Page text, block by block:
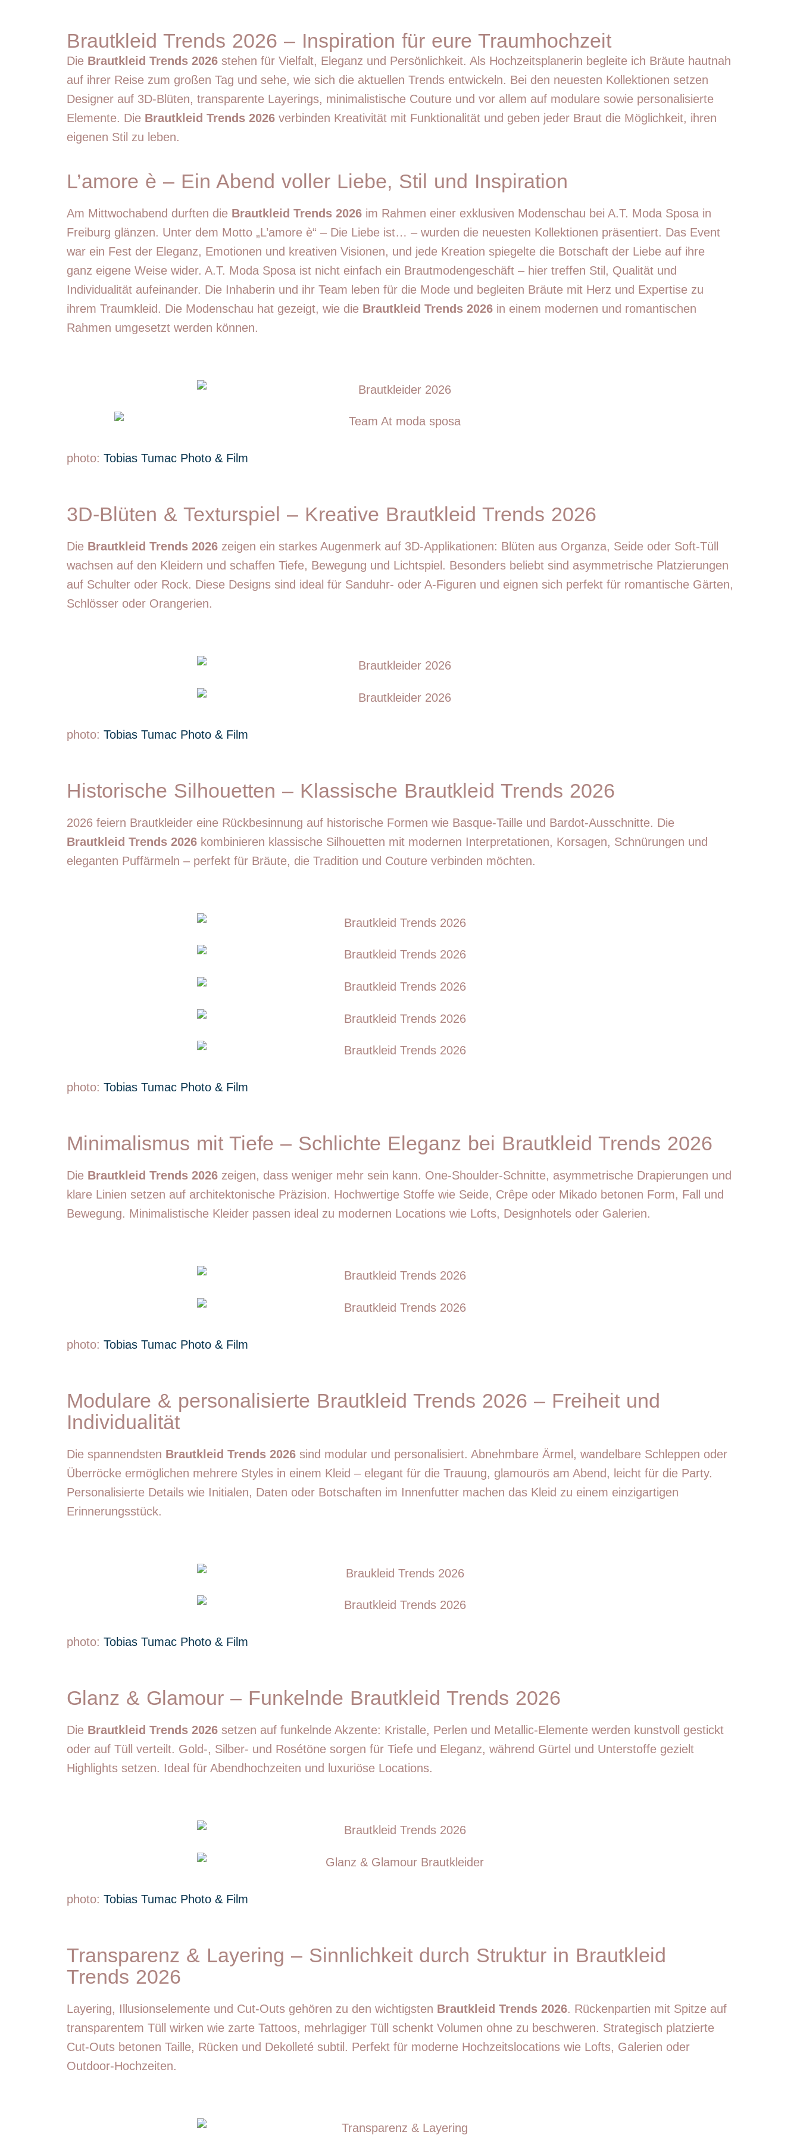
Brautkleid Trends 2026 – Inspiration für eure Traumhochzeit
Die Brautkleid Trends 2026 stehen für Vielfalt, Eleganz und Persönlichkeit. Als Hochzeitsplanerin begleite ich Bräute hautnah
auf ihrer Reise zum großen Tag und sehe, wie sich die aktuellen Trends entwickeln. Bei den neuesten Kollektionen setzen
Designer auf 3D-Blüten, transparente Layerings, minimalistische Couture und vor allem auf modulare sowie personalisierte
Elemente. Die Brautkleid Trends 2026 verbinden Kreativität mit Funktionalität und geben jeder Braut die Möglichkeit, ihren
eigenen Stil zu leben.
L’amore è – Ein Abend voller Liebe, Stil und Inspiration
Am Mittwochabend durften die Brautkleid Trends 2026 im Rahmen einer exklusiven Modenschau bei A.T. Moda Sposa in
Freiburg glänzen. Unter dem Motto „L’amore è“ – Die Liebe ist… – wurden die neuesten Kollektionen präsentiert. Das Event
war ein Fest der Eleganz, Emotionen und kreativen Visionen, und jede Kreation spiegelte die Botschaft der Liebe auf ihre
ganz eigene Weise wider. A.T. Moda Sposa ist nicht einfach ein Brautmodengeschäft – hier treffen Stil, Qualität und
Individualität aufeinander. Die Inhaberin und ihr Team leben für die Mode und begleiten Bräute mit Herz und Expertise zu
ihrem Traumkleid. Die Modenschau hat gezeigt, wie die Brautkleid Trends 2026 in einem modernen und romantischen
Rahmen umgesetzt werden können.
photo: Tobias Tumac Photo & Film
3D-Blüten & Texturspiel – Kreative Brautkleid Trends 2026
Die Brautkleid Trends 2026 zeigen ein starkes Augenmerk auf 3D-Applikationen: Blüten aus Organza, Seide oder Soft-Tüll
wachsen auf den Kleidern und schaffen Tiefe, Bewegung und Lichtspiel. Besonders beliebt sind asymmetrische Platzierungen
auf Schulter oder Rock. Diese Designs sind ideal für Sanduhr- oder A-Figuren und eignen sich perfekt für romantische Gärten,
Schlösser oder Orangerien.
photo: Tobias Tumac Photo & Film
Historische Silhouetten – Klassische Brautkleid Trends 2026
2026 feiern Brautkleider eine Rückbesinnung auf historische Formen wie Basque-Taille und Bardot-Ausschnitte. Die
Brautkleid Trends 2026 kombinieren klassische Silhouetten mit modernen Interpretationen, Korsagen, Schnürungen und
eleganten Puffärmeln – perfekt für Bräute, die Tradition und Couture verbinden möchten.
photo: Tobias Tumac Photo & Film
Minimalismus mit Tiefe – Schlichte Eleganz bei Brautkleid Trends 2026
Die Brautkleid Trends 2026 zeigen, dass weniger mehr sein kann. One-Shoulder-Schnitte, asymmetrische Drapierungen und
klare Linien setzen auf architektonische Präzision. Hochwertige Stoffe wie Seide, Crêpe oder Mikado betonen Form, Fall und
Bewegung. Minimalistische Kleider passen ideal zu modernen Locations wie Lofts, Designhotels oder Galerien.
photo: Tobias Tumac Photo & Film
Modulare & personalisierte Brautkleid Trends 2026 – Freiheit und
Individualität
Die spannendsten Brautkleid Trends 2026 sind modular und personalisiert. Abnehmbare Ärmel, wandelbare Schleppen oder
Überröcke ermöglichen mehrere Styles in einem Kleid – elegant für die Trauung, glamourös am Abend, leicht für die Party.
Personalisierte Details wie Initialen, Daten oder Botschaften im Innenfutter machen das Kleid zu einem einzigartigen
Erinnerungsstück.
photo: Tobias Tumac Photo & Film
Glanz & Glamour – Funkelnde Brautkleid Trends 2026
Die Brautkleid Trends 2026 setzen auf funkelnde Akzente: Kristalle, Perlen und Metallic-Elemente werden kunstvoll gestickt
oder auf Tüll verteilt. Gold-, Silber- und Rosétöne sorgen für Tiefe und Eleganz, während Gürtel und Unterstoffe gezielt
Highlights setzen. Ideal für Abendhochzeiten und luxuriöse Locations.
photo: Tobias Tumac Photo & Film
Transparenz & Layering – Sinnlichkeit durch Struktur in Brautkleid
Trends 2026
Layering, Illusionselemente und Cut-Outs gehören zu den wichtigsten Brautkleid Trends 2026. Rückenpartien mit Spitze auf
transparentem Tüll wirken wie zarte Tattoos, mehrlagiger Tüll schenkt Volumen ohne zu beschweren. Strategisch platzierte
Cut-Outs betonen Taille, Rücken und Dekolleté subtil. Perfekt für moderne Hochzeitslocations wie Lofts, Galerien oder
Outdoor-Hochzeiten.